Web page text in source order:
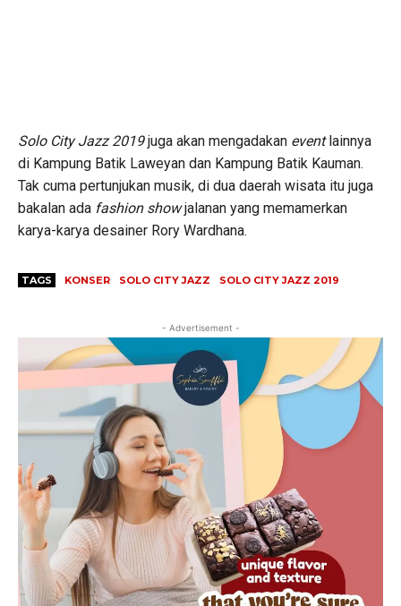
Solo City Jazz 2019juga akan mengadakan eventlainnya
di Kampung Batik Laweyan dan Kampung Batik Kauman.
Tak cuma pertunjukan musik, di dua daerah wisata itu juga
bakalan ada fashion showjalanan yang memamerkan
karya-karya desainer Rory Wardhana.
TAGS KONSER SOLO CITY JAZZ SOLO CITY JAZZ 2019
- Advertisement -